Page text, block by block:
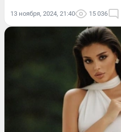
13 ноября, 2024, 21:40 15 036